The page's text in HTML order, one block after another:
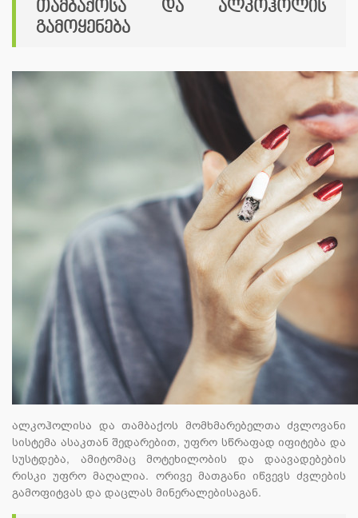
თამბაქოსა და ალკოჰოლის
გამოყენება
ალკოჰოლისა და თამბაქოს მომხმარებელთა ძვლოვანი
სისტემა ასაკთან შედარებით, უფრო სწრაფად იფიტება და
სუსტდება, ამიტომაც მოტეხილობის და დაავადებების
რისკი უფრო მაღალია. ორივე მათგანი იწვევს ძვლების
გამოფიტვას და დაცლას მინერალებისაგან.